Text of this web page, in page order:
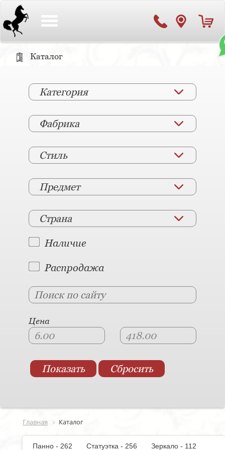
Каталог
Категория
Фабрика
Стиль
Предмет
Страна
Наличие
Распродажа
Цена
Главная Каталог
Панно - 262 Статуэтка - 256
Зеркало - 112